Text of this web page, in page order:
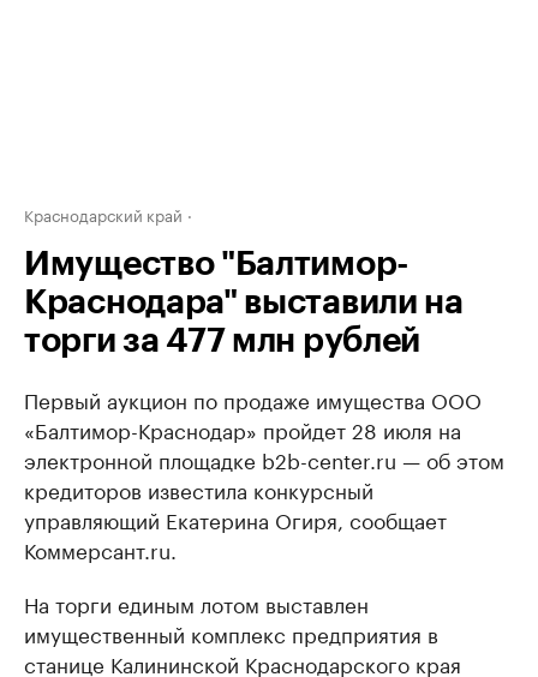
Краснодарский край
Имущество "Балтимор-
Краснодара" выставили на
торги за 477 млн рублей
Первый аукцион по продаже имущества ООО
«Балтимор-Краснодар» пройдет 28 июля на
электронной площадке b2b-center.ru — об этом
кредиторов известила конкурсный
управляющий Екатерина Огиря, сообщает
Коммерсант.ru.
На торги единым лотом выставлен
имущественный комплекс предприятия в
станице Калининской Краснодарского края